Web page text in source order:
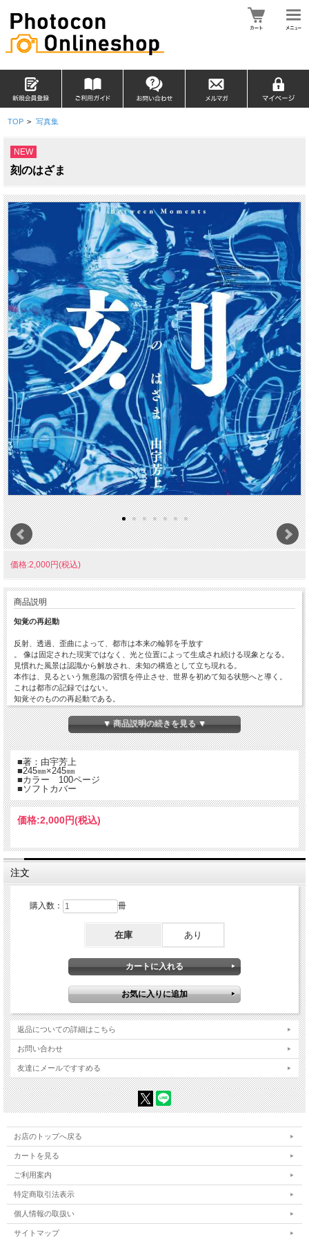
TOP > 写真集
NEW
刻のはざま
価格:2,000円(税込)
商品説明
知覚の再起動
反射、透過、歪曲によって、都市は本来の輪郭を手放す
。 像は固定された現実ではなく、光と位置によって生成され続ける現象となる。
見慣れた風景は認識から解放され、未知の構造として立ち現れる。
本作は、見るという無意識の習慣を停止させ、世界を初めて知る状態へと導く。
これは都市の記録ではない。
知覚そのものの再起動である。
▼ 商品説明の続きを見る ▼
■著：由宇芳上
■245㎜×245㎜
■カラー 100ページ
■ソフトカバー
価格:2,000円(税込)
注文
購入数： 冊
在庫 あり
返品についての詳細はこちら
お問い合わせ
友達にメールですすめる
お店のトップへ戻る
カートを見る
ご利用案内
特定商取引法表示
個人情報の取扱い
サイトマップ